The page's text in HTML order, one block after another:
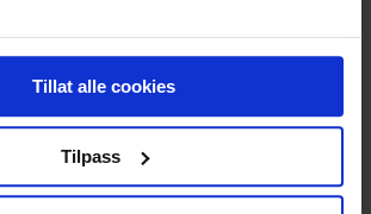
vil vi også gjerne:
informasjon om den geografiske
din, som kan være nøyaktig innenfor
enheten din ved å aktivt skanne den
Tillat alle cookies
Tilpass
3tester.Pris fra989,-